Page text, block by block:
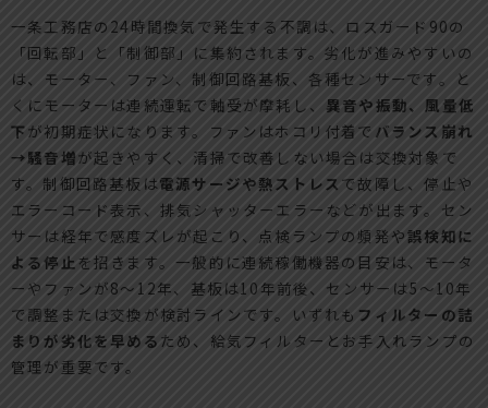
一条工務店の24時間換気で発生する不調は、ロスガード90の
「回転部」と「制御部」に集約されます。劣化が進みやすいの
は、モーター、ファン、制御回路基板、各種センサーです。と
くにモーターは連続運転で軸受が摩耗し、 異音や振動、風量低
下が初期症状になります。ファンはホコリ付着で バランス崩れ
→騒音増が起きやすく、清掃で改善しない場合は交換対象で
す。制御回路基板は電源サージや熱ストレス で故障し、停止や
エラーコード表示、排気シャッターエラーなどが出ます。セン
サーは経年で感度ズレが起こり、点検ランプの頻発や誤検知に
よる停止 を招きます。一般的に連続稼働機器の目安は、モータ
ーやファンが8〜12年、基板は10年前後、センサーは5〜10年
で調整または交換が検討ラインです。いずれも フィルターの詰
まりが劣化を早める ため、給気フィルターとお手入れランプの
管理が重要です。